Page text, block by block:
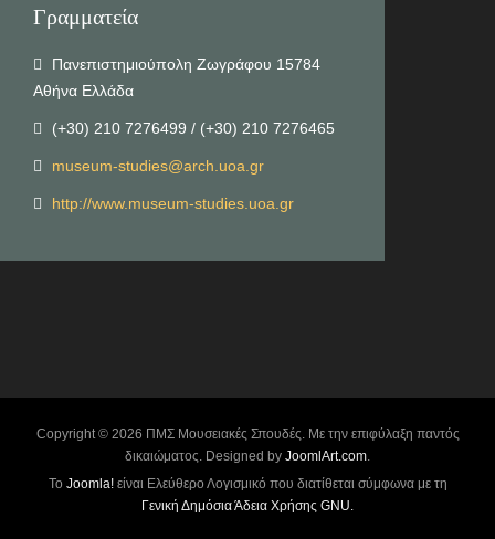
Γραμματεία
Πανεπιστημιούπολη Ζωγράφου 15784
Αθήνα Ελλάδα
(+30) 210 7276499 / (+30) 210 7276465
museum-studies@arch.uoa.gr
http://www.museum-studies.uoa.gr
Copyright © 2026 ΠΜΣ Μουσειακές Σπουδές. Με την επιφύλαξη παντός
δικαιώματος. Designed by JoomlArt.com.
Το Joomla!είναι Ελεύθερο Λογισμικό που διατίθεται σύμφωνα με τη
Γενική Δημόσια Άδεια Χρήσης GNU.